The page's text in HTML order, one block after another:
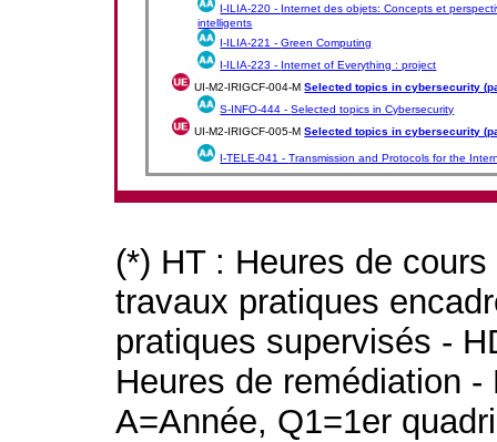
I-ILIA-220 - Internet des objets: Concepts et
intelligents
I-ILIA-221 -Green Computing
I-ILIA-223 - Internet of Everything : project
UI-M2-IRIGCF-004-MSelected topics in cybersecurity
S-INFO-444 -Selected topics in Cybersecurity
UI-M2-IRIGCF-005-MSelected topics in cybersecurity
I-TELE-041 -Transmission and Protocols for the
(*) HT : Heures de
travaux pratiques
pratiques supervisés -
Heures de remédiation
A=Année, Q1=1er